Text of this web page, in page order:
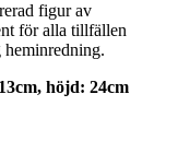
figur av
för alla tillfällen
höjd: 24cm